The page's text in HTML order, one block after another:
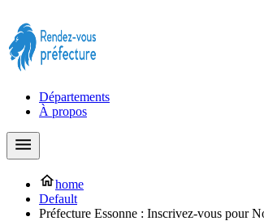
Départements
À propos
home
Default
Préfecture Essonne : Inscrivez-vous pour